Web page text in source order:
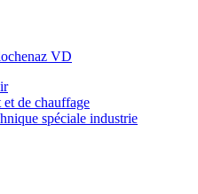
VD
et de chauffage
spéciale industrie